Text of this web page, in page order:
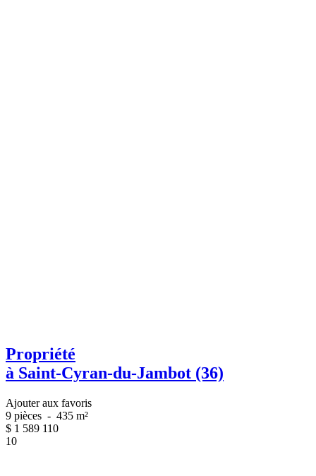
Propriété
à Saint-Cyran-du-Jambot (36)
Ajouter aux favoris
9 pièces - 435 m²
$ 1 589 110
10